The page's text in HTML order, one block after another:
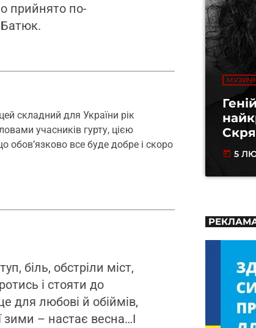
прийнято по-
Батюк.
складний для України рік
учасників гурту, цією
обов’язково все буде добре і скоро
біль, обстріли міст,
і стояти до
для любові й обіймів,
зими – настає весна…І
today 5